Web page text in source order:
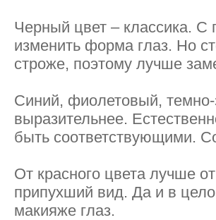
Черный цвет – классика. С
изменить форма глаз. Но
строже, поэтому лучше
Синий, фиолетовый,
выразительнее.
быть соответствующими.
От красного цвета лучше
припухший вид. Да и в
макияже глаз.